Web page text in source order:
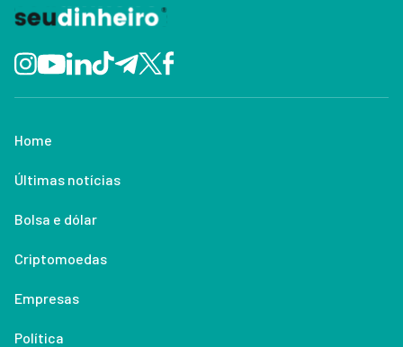
Home
Últimas notícias
Bolsa e dólar
Criptomoedas
Empresas
Política